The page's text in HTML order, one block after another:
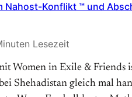
Nahost-Konflikt ™ und
Lesezeit
Women in Exile & Friends
Shehadistan gleich mal